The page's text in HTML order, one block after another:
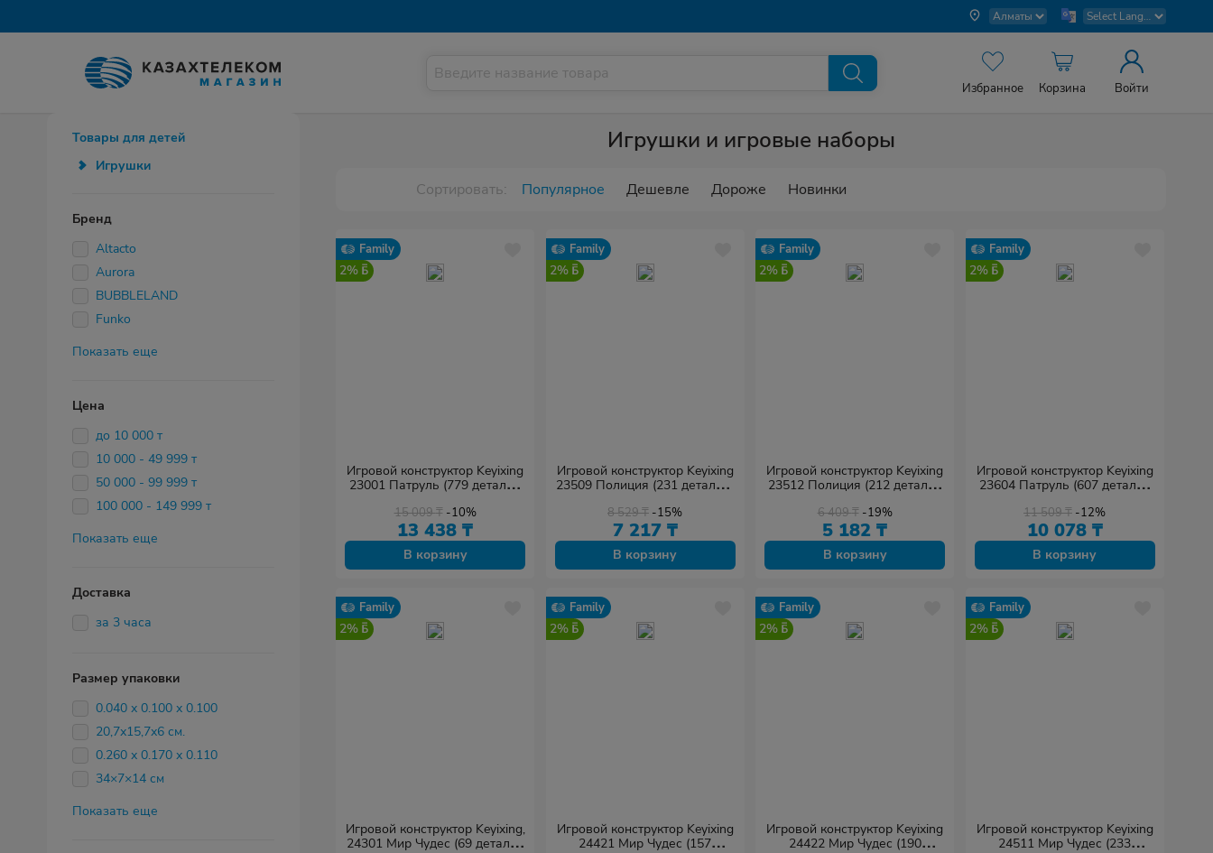
Избранное Корзина Войти
Товары для детей
Игрушки
Бренд
Altacto
Aurora
BUBBLELAND
Funko
Показать еще
Цена
до 10 000 т
10 000 - 49 999 т
50 000 - 99 999 т
100 000 - 149 999 т
Показать еще
Доставка
за 3 часа
Размер упаковки
0.040 х 0.100 х 0.100
20,7х15,7х6 см.
0.260 х 0.170 х 0.110
34×7×14 см
Показать еще
Игрушки и игровые наборы
Сортировать: Популярное Дешевле Дороже Новинки
Family
2%
Игровой конструктор Keyixing
23001 Патруль (779 деталей
15 009₸ -10%
13 438 ₸
В корзину
Family
2%
Игровой конструктор Keyixing
23509 Полиция (231 деталь в
8 529₸ -15%
7 217 ₸
В корзину
Family
2%
Игровой конструктор Keyixing
23512 Полиция (212 деталей
6 409₸ -19%
5 182 ₸
В корзину
Family
2%
Игровой конструктор Keyixing
23604 Патруль (607 деталей
11 509₸ -12%
10 078 ₸
В корзину
Family
2%
Игровой конструктор Keyixing,
24301 Мир Чудес (69 деталей
Family
2%
Игровой конструктор Keyixing
24421 Мир Чудес (157
Family
2%
Игровой конструктор Keyixing
24422 Мир Чудес (190
Family
2%
Игровой конструктор Keyixing
24511 Мир Чудес (233